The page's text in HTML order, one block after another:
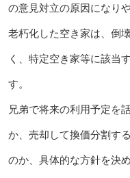
の意見対立の原因になり
老朽化した空き家は、倒
く、特定空き家等に該当
す。
兄弟で将来の利用予定を
か、売却して換価分割す
のか、具体的な方針を決